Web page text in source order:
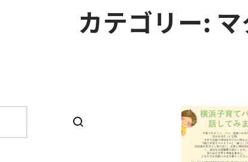
カテゴリー: